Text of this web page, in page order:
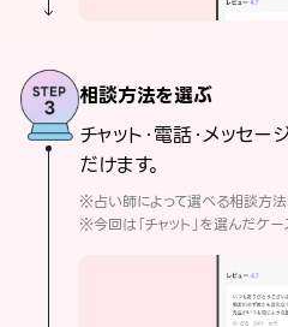
相談方法を選ぶ
チャット・電話・メッセ
だけます。
※占い師によって選べる相談方
※今回は「チャット」を選んだケ